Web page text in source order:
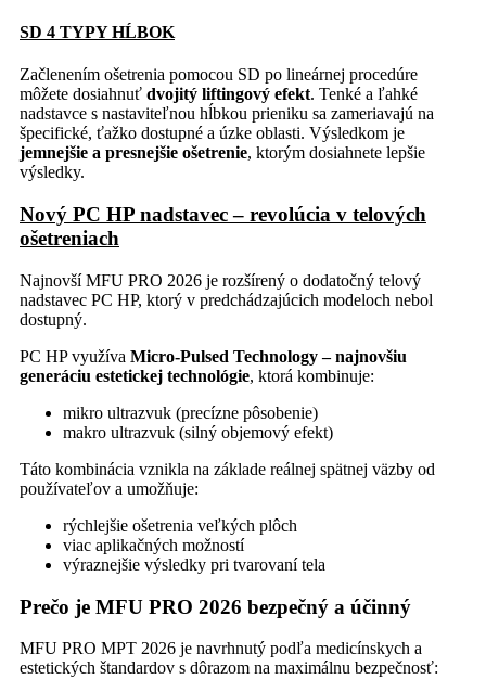
SD 4 TYPY HĹBOK
Začlenením ošetrenia pomocou SD po lineárnej procedúre
môžete dosiahnuť dvojitý liftingový efekt. Tenké a ľahké
nadstavce s nastaviteľnou hĺbkou prieniku sa zameriavajú na
špecifické, ťažko dostupné a úzke oblasti. Výsledkom je
jemnejšie a presnejšie ošetrenie, ktorým dosiahnete lepšie
výsledky.
Nový PC HP nadstavec – revolúcia v telových
ošetreniach
Najnovší MFU PRO 2026 je rozšírený o dodatočný telový
nadstavec PC HP, ktorý v predchádzajúcich modeloch nebol
dostupný.
PC HP využíva Micro-Pulsed Technology – najnovšiu
generáciu estetickej technológie, ktorá kombinuje:
mikro ultrazvuk (precízne pôsobenie)
makro ultrazvuk (silný objemový efekt)
Táto kombinácia vznikla na základe reálnej spätnej väzby od
používateľov a umožňuje:
rýchlejšie ošetrenia veľkých plôch
viac aplikačných možností
výraznejšie výsledky pri tvarovaní tela
Prečo je MFU PRO 2026 bezpečný a účinný
MFU PRO MPT 2026 je navrhnutý podľa medicínskych a
estetických štandardov s dôrazom na maximálnu bezpečnosť: